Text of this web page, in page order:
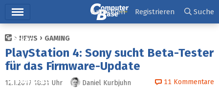
Ticker
Tests
Downloads
Anmelden Registrieren Suche
NEWS GAMING
PlayStation 4: Sony sucht Beta-Tester
für das Firmware-Update
12.1.2017 18:31 Uhr Daniel Kurbjuhn 11 Kommentare